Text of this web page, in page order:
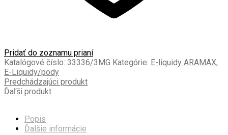
Pridať do zoznamu prianí
Katalógové číslo: 33336/3MG Kategórie: E-liquidy ARAMAX,
E-Liquidy/pody
Predchádzajúci produkt
Ďaľši produkt
Popis
Ďalšie informácie